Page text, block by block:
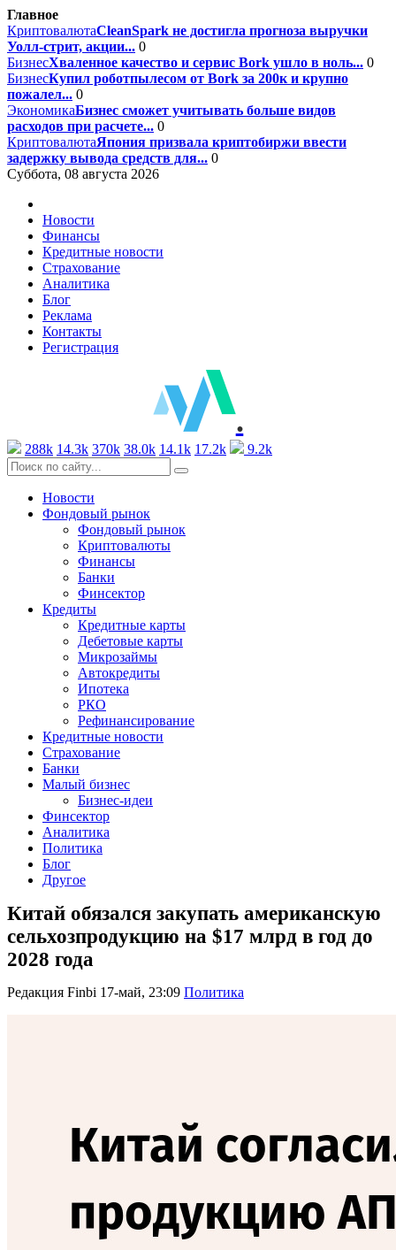
Главное
КриптовалютаCleanSpark не достигла прогноза выручки
Уолл-стрит, акции... 0
БизнесХваленное качество и сервис Bork ушло в ноль... 0
БизнесКупил роботпылесом от Bork за 200к и крупно
пожалел... 0
ЭкономикаБизнес сможет учитывать больше видов
расходов при расчете... 0
КриптовалютаЯпония призвала криптобиржи ввести
задержку вывода средств для... 0
Суббота, 08 августа 2026
Новости
Финансы
Кредитные новости
Страхование
Аналитика
Блог
Реклама
Контакты
Регистрация
.
288k 14.3k 370k 38.0k 14.1k 17.2k 9.2k
Новости
Фондовый рынок
Фондовый рынок
Криптовалюты
Финансы
Банки
Финсектор
Кредиты
Кредитные карты
Дебетовые карты
Микрозаймы
Автокредиты
Ипотека
РКО
Рефинансирование
Кредитные новости
Страхование
Банки
Малый бизнес
Бизнес-идеи
Финсектор
Аналитика
Политика
Блог
Другое
Китай обязался закупать американскую
сельхозпродукцию на $17 млрд в год до
2028 года
Редакция Finbi 17-май, 23:09 Политика